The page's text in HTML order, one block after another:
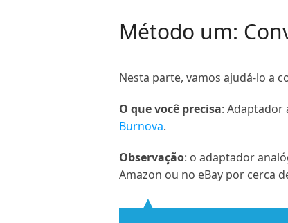
Método um:
Nesta parte, vamos ajudá-lo a
O que você precisa: Adaptador
Burnova.
Observação: o adaptador
Amazon ou no eBay por cerca